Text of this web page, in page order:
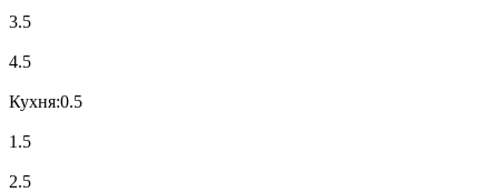
3.5
4.5
Кухня:0.5
1.5
2.5